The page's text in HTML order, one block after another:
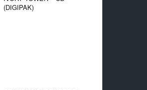
(DIGIPAK)